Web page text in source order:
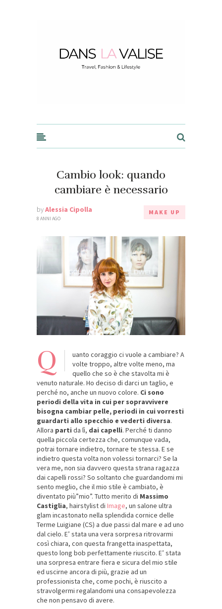
Cambio look: quando
cambiare è necessario
byAlessia Cipolla
8 ANNI AGO
MAKE UP
Q
uanto coraggio ci vuole a cambiare? A
volte troppo, altre volte meno, ma
quello che so è che stavolta mi è
venuto naturale. Ho deciso di darci un taglio, e
perché no, anche un nuovo colore. Ci sono
periodi della vita in cui per sopravvivere
bisogna cambiar pelle, periodi in cui vorresti
guardarti allo specchio e vederti diversa.
Allora parti da lì, dai capelli. Perché ti danno
quella piccola certezza che, comunque vada,
potrai tornare indietro, tornare te stessa. E se
indietro questa volta non volessi tornarci? Se la
vera me, non sia davvero questa strana ragazza
dai capelli rossi? So soltanto che guardandomi mi
sento meglio, che il mio stile è cambiato, è
diventato più”mio”. Tutto merito di Massimo
Castiglia, hairstylist di Image, un salone ultra
glam incastonato nella splendida cornice delle
Terme Luigiane (CS) a due passi dal mare e ad uno
dal cielo. E’ stata una vera sorpresa ritrovarmi
così chiara, con questa frangetta inaspettata,
questo long bob perfettamente riuscito. E’ stata
una sorpresa entrare fiera e sicura del mio stile
ed uscirne ancora di più, grazie ad un
professionista che, come pochi, è riuscito a
stravolgermi regalandomi una consapevolezza
che non pensavo di avere.